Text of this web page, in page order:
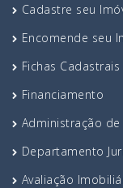
Cadastre seu
Encomende seu
Fichas Cadastrais
Financiamento
Administração de
Departamento
Avaliação